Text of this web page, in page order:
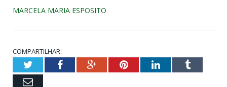
MARCELA MARIA ESPOSITO
COMPARTILHAR:
TwitterFacebookGoogle+PinterestLinkedInTumblr
Email